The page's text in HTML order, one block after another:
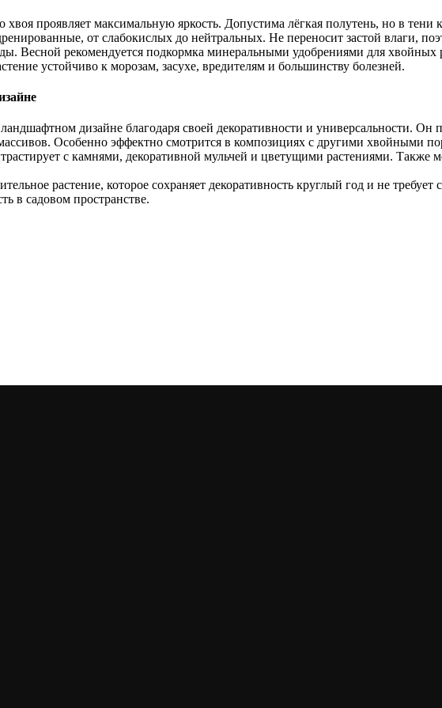
хвоя проявляет максимальную яркость. Допустима лёгкая полутень, но в тени
от слабокислых до нейтральных. Не переносит застой влаги,
Весной рекомендуется подкормка минеральными удобрениями для хвойных
устойчиво к морозам, засухе, вредителям и большинству болезней.
дизайне благодаря своей декоративности и универсальности.
Особенно эффектно смотрится в композициях с другими хвойными
с камнями, декоративной мульчей и цветущими растениями. Также
растение, которое сохраняет декоративность круглый год и не
в садовом пространстве.